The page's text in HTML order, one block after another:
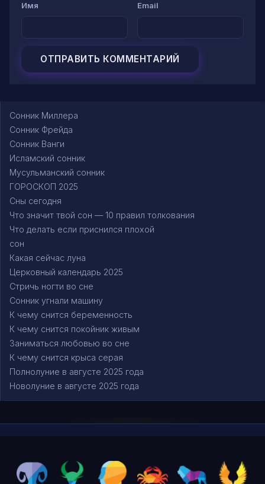
Имя Email
Сонник Миллера
Сонник Фрейда
Сонник Ванги
Исламский сонник
Мусульманский сонник
ГОРОСКОП 2025
Сны сегодня
Что значит твой сон — 10 правил толкования
Что делать если приснился плохой
сон
Какая сейчас луна
Церковный календарь 2025
Стричь ногти во сне
Сонник угнали машину
К чему снится беременность
К чему снится покойник живым
Заниматься любовью во сне
К чему снится крыса серая
Полнолуние в августе 2025 года
Новолуние в августе 2025 года